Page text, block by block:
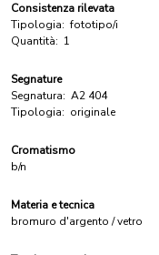
Consistenza rilevata
Tipologia: fototipo/i
Quantità: 1
Segnature
Segnatura: A2 404
Tipologia: originale
Cromatismo
b/n
Materia e tecnica
bromuro d'argento / vetro